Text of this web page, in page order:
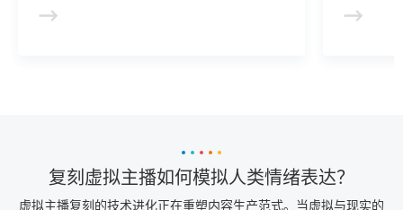
成为元宇宙的核心入口。
将与语音
复刻虚拟主播如何模拟人类情绪表达？
虚拟主播复刻的技术进化正在重塑内容生产范式。当虚拟与现实的